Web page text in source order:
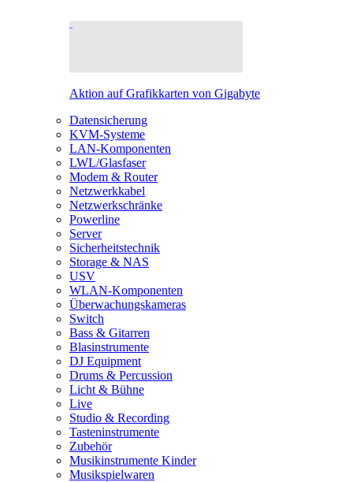
Aktion auf Grafikkarten von Gigabyte
Datensicherung
KVM-Systeme
LAN-Komponenten
LWL/Glasfaser
Modem & Router
Netzwerkkabel
Netzwerkschränke
Powerline
Server
Sicherheitstechnik
Storage & NAS
USV
WLAN-Komponenten
Überwachungskameras
Switch
Bass & Gitarren
Blasinstrumente
DJ Equipment
Drums & Percussion
Licht & Bühne
Live
Studio & Recording
Tasteninstrumente
Zubehör
Musikinstrumente Kinder
Musikspielwaren